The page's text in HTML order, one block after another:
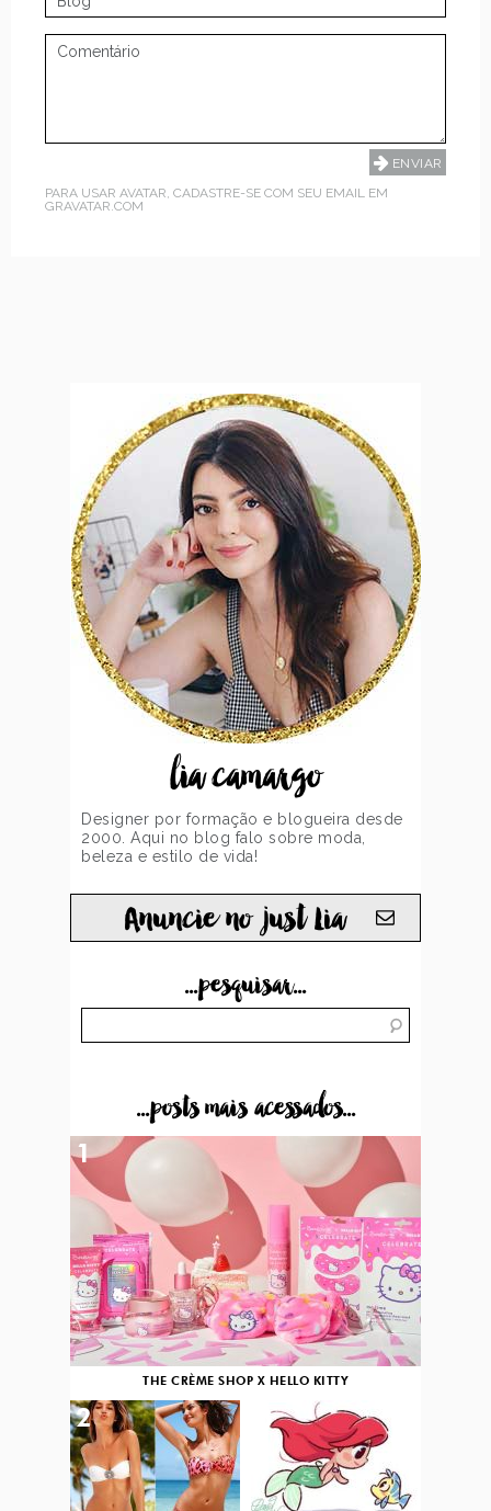
PARA USAR AVATAR, CADASTRE-SE COM SEU EMAIL EM
GRAVATAR.COM
lia camargo
Designer por formação e blogueira desde
2000. Aqui no blog falo sobre moda,
beleza e estilo de vida!
Anuncie no just Lia
...pesquisar...
...posts mais acessados...
THE CRÈME SHOP X HELLO KITTY
1
2 3